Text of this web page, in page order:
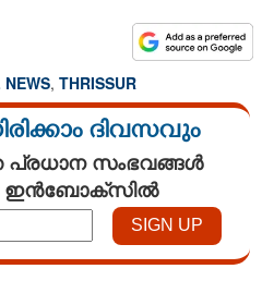
, THRISSUR
ദിവസവും
പ്രധാന സംഭവങ്ങൾ
ഇൻബോക്സിൽ